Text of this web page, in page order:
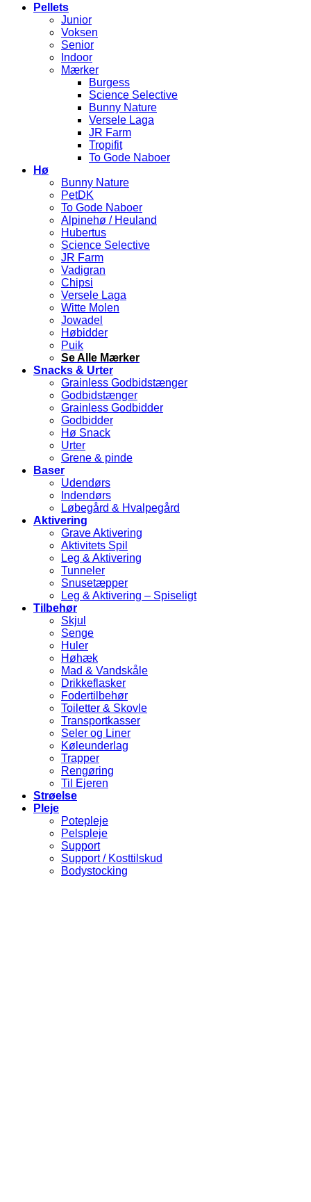
Pellets
Junior
Voksen
Senior
Indoor
Mærker
Burgess
Science Selective
Bunny Nature
Versele Laga
JR Farm
Tropifit
To Gode Naboer
Hø
Bunny Nature
PetDK
To Gode Naboer
Alpinehø / Heuland
Hubertus
Science Selective
JR Farm
Vadigran
Chipsi
Versele Laga
Witte Molen
Jowadel
Høbidder
Puik
Se Alle Mærker
Snacks & Urter
Grainless Godbidstænger
Godbidstænger
Grainless Godbidder
Godbidder
Hø Snack
Urter
Grene & pinde
Baser
Udendørs
Indendørs
Løbegård & Hvalpegård
Aktivering
Grave Aktivering
Aktivitets Spil
Leg & Aktivering
Tunneler
Snusetæpper
Leg & Aktivering – Spiseligt
Tilbehør
Skjul
Senge
Huler
Høhæk
Mad & Vandskåle
Drikkeflasker
Fodertilbehør
Toiletter & Skovle
Transportkasser
Seler og Liner
Køleunderlag
Trapper
Rengøring
Til Ejeren
Strøelse
Pleje
Potepleje
Pelspleje
Support
Support / Kosttilskud
Bodystocking